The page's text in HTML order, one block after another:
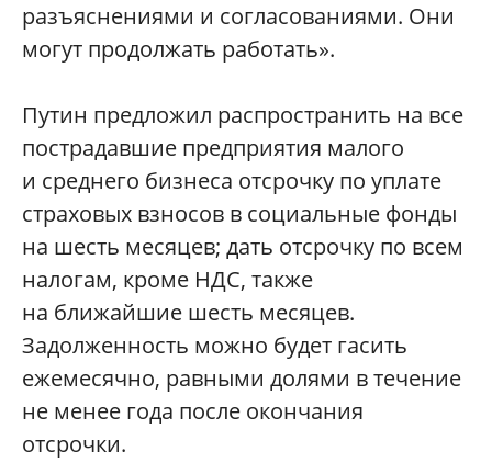
разъяснениями и согласованиями. Они
могут продолжать работать».
Путин предложил распространить на все
пострадавшие предприятия малого
и среднего бизнеса отсрочку по уплате
страховых взносов в социальные фонды
на шесть месяцев; дать отсрочку по всем
налогам, кроме НДС, также
на ближайшие шесть месяцев.
Задолженность можно будет гасить
ежемесячно, равными долями в течение
не менее года после окончания
отсрочки.